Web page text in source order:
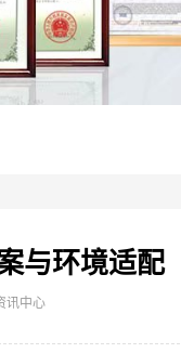
与环境适配
讯中心